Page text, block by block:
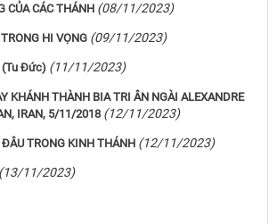
CỦA CÁC THÁNH (08/11/2023)
HI VỌNG (09/11/2023)
Đức) (11/11/2023)
KHÁNH THÀNH BIA TRI ÂN NGÀI ALEXANDRE
IRAN, 5/11/2018 (12/11/2023)
ĐÂU TRONG KINH THÁNH (12/11/2023)
(13/11/2023)